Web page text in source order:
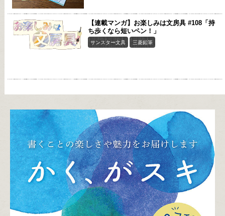
【連載マンガ】お楽しみは文房具 #108「持
ち歩くなら短いペン！」
サンスター文具 三菱鉛筆